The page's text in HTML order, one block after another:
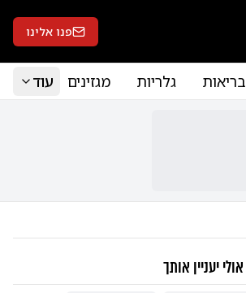
פנו אלינו
בריאות גלריות מגזינים עוד
אולי יעניין אותך